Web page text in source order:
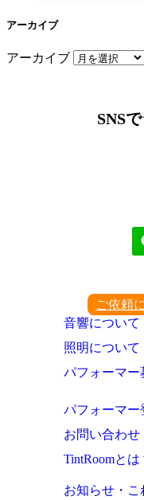
アーカイブ
アーカイブ
SNS
ご依頼
音響について
照明について
パフォーマー
パフォーマー
お問い合わせ
TintRoomとは
お知らせ・